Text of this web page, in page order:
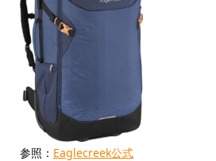
参照： Eaglecreek公式